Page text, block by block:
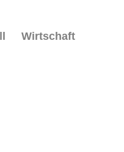
Wirtschaft